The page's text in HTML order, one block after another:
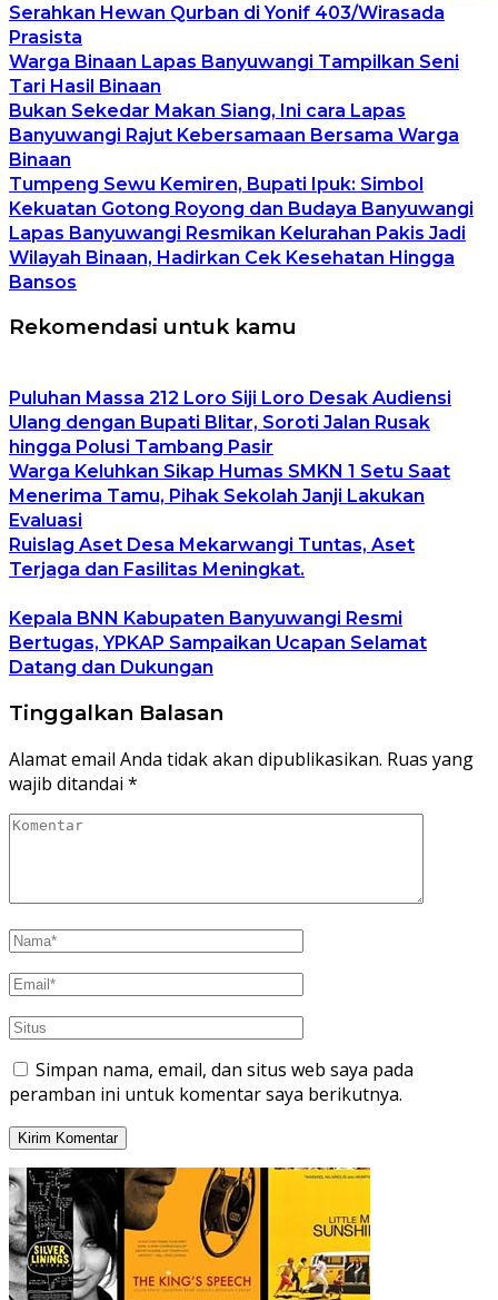
Serahkan Hewan Qurban di Yonif 403/Wirasada
Prasista
Warga Binaan Lapas Banyuwangi Tampilkan Seni
Tari Hasil Binaan
Bukan Sekedar Makan Siang, Ini cara Lapas
Banyuwangi Rajut Kebersamaan Bersama Warga
Binaan
Tumpeng Sewu Kemiren, Bupati Ipuk: Simbol
Kekuatan Gotong Royong dan Budaya Banyuwangi
Lapas Banyuwangi Resmikan Kelurahan Pakis Jadi
Wilayah Binaan, Hadirkan Cek Kesehatan Hingga
Bansos
Rekomendasi untuk kamu
Puluhan Massa 212 Loro Siji Loro Desak Audiensi
Ulang dengan Bupati Blitar, Soroti Jalan Rusak
hingga Polusi Tambang Pasir
Warga Keluhkan Sikap Humas SMKN 1 Setu Saat
Menerima Tamu, Pihak Sekolah Janji Lakukan
Evaluasi
Ruislag Aset Desa Mekarwangi Tuntas, Aset
Terjaga dan Fasilitas Meningkat.
Kepala BNN Kabupaten Banyuwangi Resmi
Bertugas, YPKAP Sampaikan Ucapan Selamat
Datang dan Dukungan
Tinggalkan Balasan
Alamat email Anda tidak akan dipublikasikan. Ruas yang
wajib ditandai *
Simpan nama, email, dan situs web saya pada
peramban ini untuk komentar saya berikutnya.